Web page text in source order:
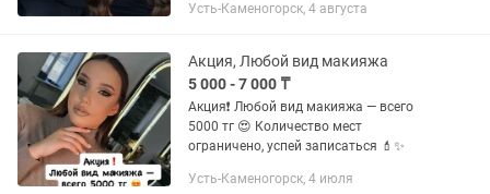
Усть-Каменогорск, 4 августа
Акция, Любой вид макияжа
5 000 - 7 000 ₸
Акция❗️ Любой вид макияжа — всего
5000 тг 😍 Количество мест
ограничено, успей записаться 💄✨
Усть-Каменогорск, 4 июля